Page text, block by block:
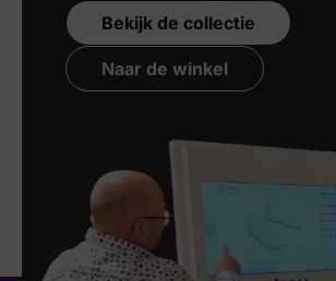
Bekijk de collectie
Naar de winkel